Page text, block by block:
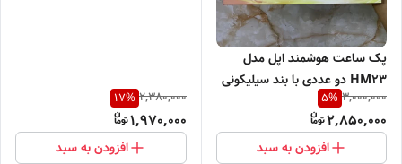
پک ساعت هوشمند اپل مدل
HM23 دو عددی با بند سیلیکونی
3,000,000
5%
2,850,000
افزودن به سبد
2,380,000
17%
1,970,000
افزودن به سبد